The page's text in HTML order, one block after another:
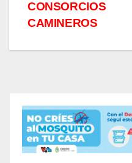
CONSORCIOS
CAMINEROS